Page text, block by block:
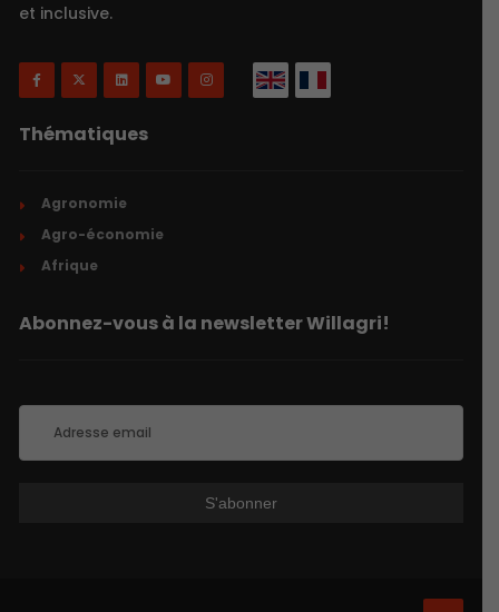
et inclusive.
Thématiques
Agronomie
Agro-économie
Afrique
Abonnez-vous à la newsletter Willagri!